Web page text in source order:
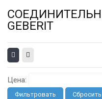
GEBERIT
Цена:
Фильтровать Сбросить